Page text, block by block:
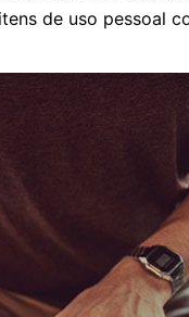
de uso pessoal